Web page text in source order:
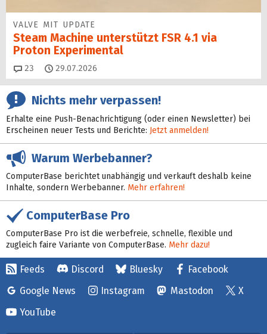
VALVE MIT UPDATE
Steam Machine unterstützt FSR 4.1 via
Proton Experimental
23 Kommentare
29.07.2026
Nichts mehr verpassen!
Erhalte eine Push-Benachrichtigung (oder einen Newsletter) bei
Erscheinen neuer Tests und Berichte: Jetzt anmelden!
Warum Werbebanner?
ComputerBase berichtet unabhängig und verkauft deshalb keine
Inhalte, sondern Werbebanner. Mehr erfahren!
ComputerBase Pro
ComputerBase Pro ist die werbefreie, schnelle, flexible und
zugleich faire Variante von ComputerBase. Mehr dazu!
Feeds Discord Bluesky
Facebook
Google News
Instagram Mastodon
X
YouTube